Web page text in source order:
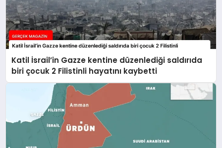
Katil İsrail’in Gazze kentine düzenlediği saldırıda
biri çocuk 2 Filistinli hayatını kaybetti